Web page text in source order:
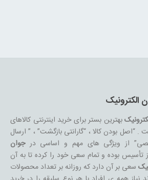
الکترونیک
بهترین بستر برای خرید اینترنتی کالاهای
. “اصل بودن کالا ، “گارانتی بازگشت” ، ” ارسال
از ویژگی های مهم و اساسی درجوان
بوده و تمام سعی خود را کرده تا به آن
سعی بر آن دارد که روزانه بر تعداد محصولات